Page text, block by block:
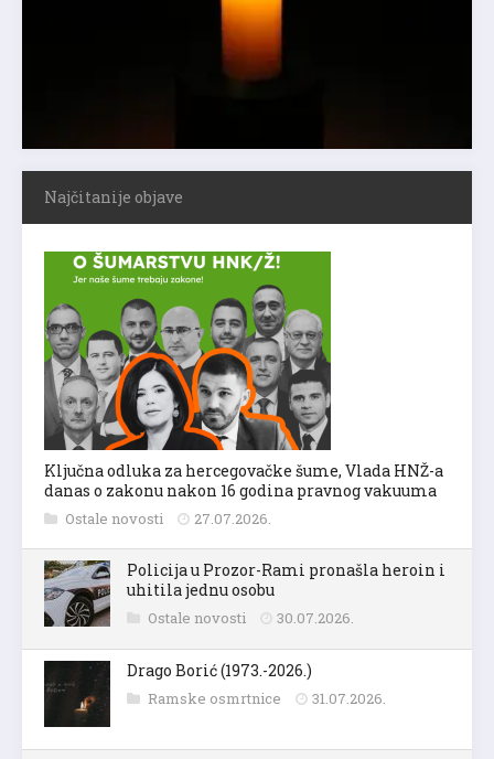
Najčitanije objave
Ključna odluka za hercegovačke šume, Vlada HNŽ-a
danas o zakonu nakon 16 godina pravnog vakuuma
Ostale novosti 27.07.2026.
Policija u Prozor-Rami pronašla heroin i
uhitila jednu osobu
Ostale novosti 30.07.2026.
Drago Borić (1973.-2026.)
Ramske osmrtnice 31.07.2026.